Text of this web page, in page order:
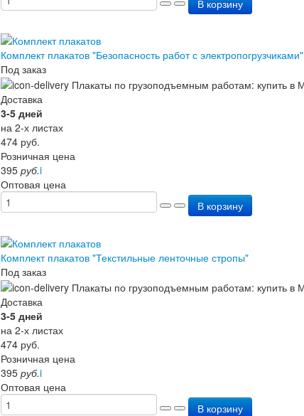
В корзину
Комплект плакатов "Безопасность работ с электропогрузчиками"
Под заказ
Доставка
3-5 дней
на 2-х листах
474 руб.
Розничная цена
395 руб.i
Оптовая цена
В корзину
Комплект плакатов "Текстильные ленточные стропы"
Под заказ
Доставка
3-5 дней
на 2-х листах
474 руб.
Розничная цена
395 руб.i
Оптовая цена
В корзину